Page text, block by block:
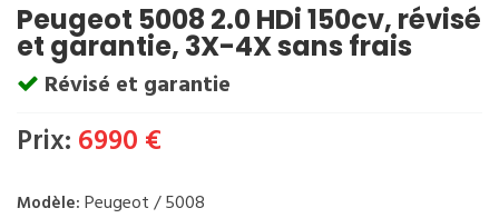
Peugeot 5008 2.0 HDi 150cv, révisé
et garantie, 3X-4X sans frais
Révisé et garantie
Prix: 6990 €
Modèle: Peugeot / 5008